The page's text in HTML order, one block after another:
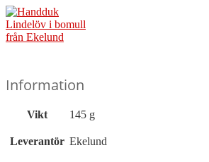
Information
Vikt 145 g
Leverantör Ekelund